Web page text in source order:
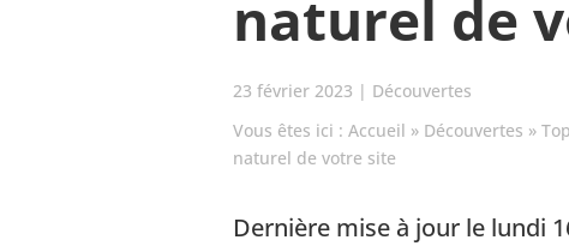
naturel de
23 février 2023 | Découvertes
Vous êtes ici : Accueil » Découvertes »
naturel de votre site
Dernière mise à jour le lundi